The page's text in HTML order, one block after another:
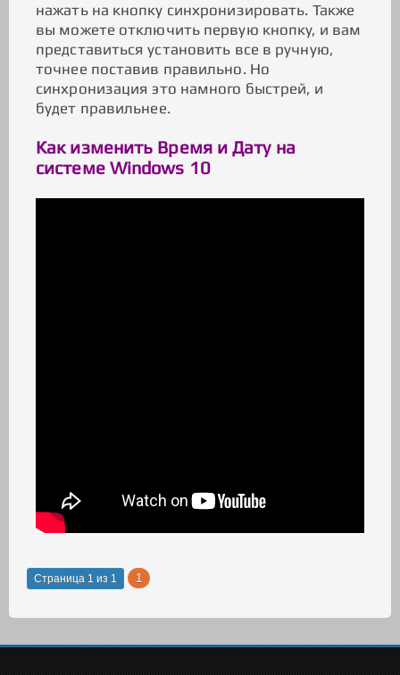
нажать на кнопку синхронизировать. Также
вы можете отключить первую кнопку, и вам
представиться установить все в ручную,
точнее поставив правильно. Но
синхронизация это намного быстрей, и
будет правильнее.
Как изменить Время и Дату на
системе Windows 10
Страница 1 из 1 1